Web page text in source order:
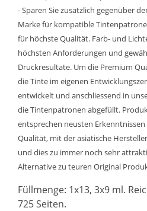
- Sparen Sie zusätzlich gegenüber
Marke für kompatible
für höchste Qualität. Farb- und
höchsten Anforderungen und
Druckresultate. Um die Premium
die Tinte im eigenen
entwickelt und anschliessend in
die Tintenpatronen abgefüllt.
entsprechen neusten
Qualität, mit der asiatische
und dies zu immer noch sehr
Alternative zu teuren Original
Füllmenge: 1x13, 3x9 ml.
725 Seiten.